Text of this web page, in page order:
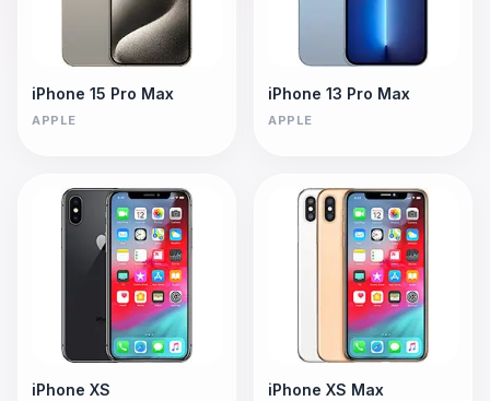
iPhone 15 Pro Max
APPLE
iPhone 13 Pro Max
APPLE
iPhone XS iPhone XS Max